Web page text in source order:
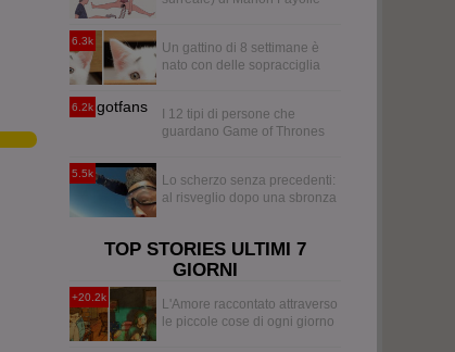
Un gattino di 8 settimane è
nato con delle sopracciglia
6.3k
I 12 tipi di persone che
guardano Game of Thrones
6.2k
Lo scherzo senza precedenti:
al risveglio dopo una sbronza
5.5k
TOP STORIES ULTIMI 7
GIORNI
L'Amore raccontato attraverso
le piccole cose di ogni giorno
+20.2k